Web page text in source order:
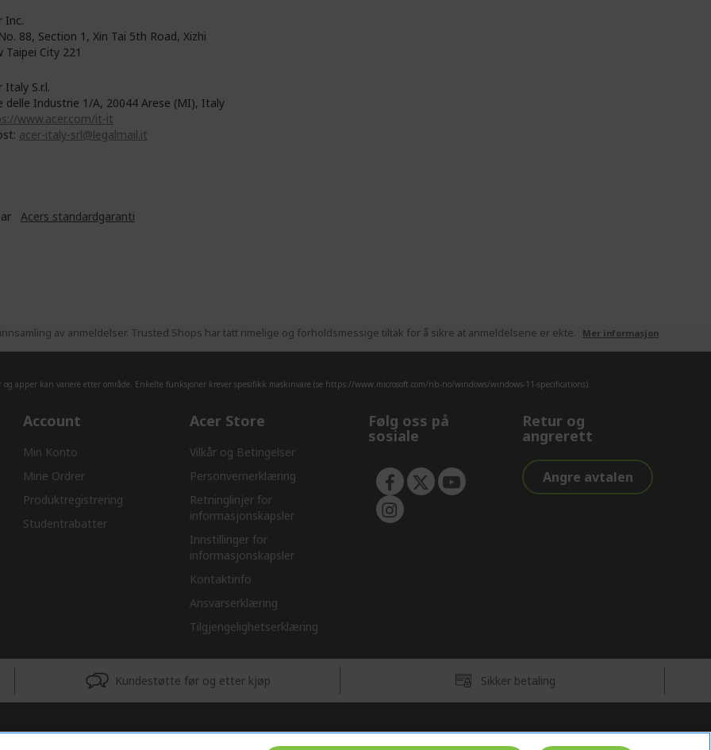
Inc.
88, Section 1, Xin Tai 5th Road, Xizhi
Taipei City 221
Italy S.r.l.
delle Industrie 1/A, 20044 Arese (MI), Italy
www.acer.com/it-it
acer-italy-srl@legalmail.it
Acers standardgaranti
av anmeldelser. Trusted Shops har tatt rimelige og forholdsmessige tiltak for å sikre at anmeldelsene er ekte. Mer informasjon
apper kan variere etter område. Enkelte funksjoner krever spesifikk maskinvare (se https://www.microsoft.com/nb-no/windows/windows-11-specifications).
Account
Min Konto
Mine Ordrer
Produktregistrering
Studentrabatter
Acer Store
Vilkår og Betingelser
Personvernerklæring
Retninglinjer for
informasjonskapsler​
Innstillinger for
informasjonskapsler
Kontaktinfo
Ansvarserklæring​
Tilgjengelighetserklæring
Følg oss på
sosiale
Retur og
angrerett
Angre avtalen
Kundestøtte før og etter kjøp Sikker betaling